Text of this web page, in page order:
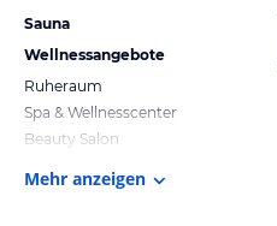
Sauna
Wellnessangebote
Ruheraum
Spa & Wellnesscenter
Beauty Salon
Mehr anzeigen